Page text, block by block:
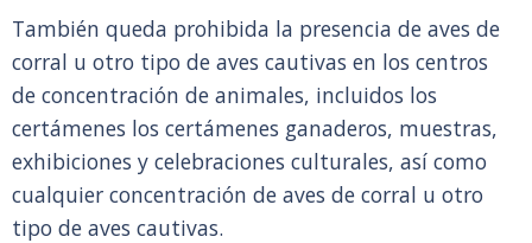
También queda prohibida la presencia de aves de
corral u otro tipo de aves cautivas en los centros
de concentración de animales, incluidos los
certámenes los certámenes ganaderos, muestras,
exhibiciones y celebraciones culturales, así como
cualquier concentración de aves de corral u otro
tipo de aves cautivas.